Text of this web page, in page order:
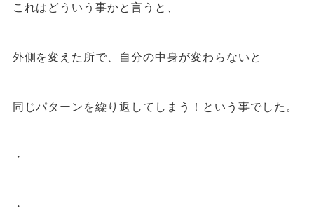
これはどういう事かと言うと、
外側を変えた所で、自分の中身が変わらないと
同じパターンを繰り返してしまう！という事でした。
・
・